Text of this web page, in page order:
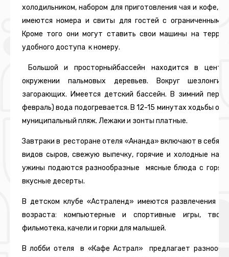
холодильником, набором для приготовления чая и кофе,
имеются номера и свиты для гостей с ограниченными
Кроме того они могут ставить свои машины на
удобного доступа к номеру.
Большой и просторныйбассейн находится в
окружении пальмовых деревьев. Вокруг
загорающих. Имеется детский бассейн. В зимний
февраль) вода подогревается. В 12-15 минутах ходьбы от
муниципальный пляж. Лежаки и зонты платные.
Завтраки в ресторане отеля «Ананда» включают в себя
видов сыров, свежую выпечку, горячие и холодные
ужины подаются разнообразные мясные блюда с
вкусные десерты.
В детском клубе «Астраленд» имеются развлечения
возраста: компьютерные и спортивные игры,
фильмотека, качели и горки для малышей.
В лобби отеля в «Кафе Астрал» предлагает